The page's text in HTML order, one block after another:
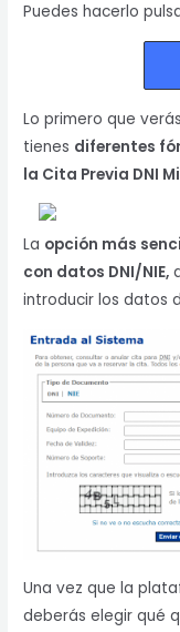
Puedes hacerlo
Lo primero que
tienes diferentes
la Cita Previa DNI
La opción más
con datos DNI/NIE,
introducir los datos
Una vez que la
deberás elegir qué